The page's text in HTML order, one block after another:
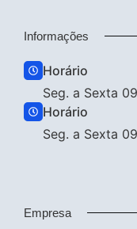
Informações
Horário
Seg. a Sexta
Horário
Seg. a Sexta
Empresa